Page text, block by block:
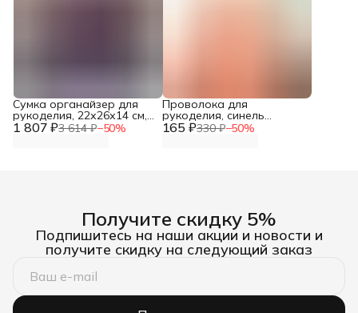
1 807 ₽3 614 ₽−50%
Сумка органайзер для
рукоделия, 22х26х14 см,
Hobby&Pro 165 ₽330 ₽−50%
Проволока для
рукоделия, синель
телесная, 12 мм*30 см, 15
Получите скидку 5%
Подпишитесь на наши акции и новости и
получите скидку на следующий заказ